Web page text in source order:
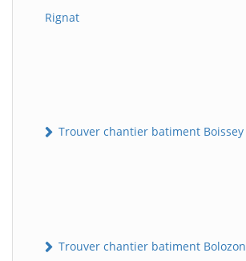
Rignat
Trouver chantier batiment Boissey
Trouver chantier batiment Bolozon